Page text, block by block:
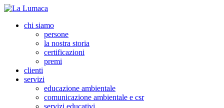
chi siamo
persone
la nostra storia
certificazioni
premi
clienti
servizi
educazione ambientale
comunicazione ambientale e csr
servizi educativi